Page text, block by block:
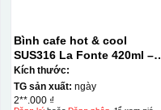
Bình cafe hot & cool
SUS316 La Fonte 420ml –
012775
Kích thước:
TG sản xuất: ngày
2**.000 ₫